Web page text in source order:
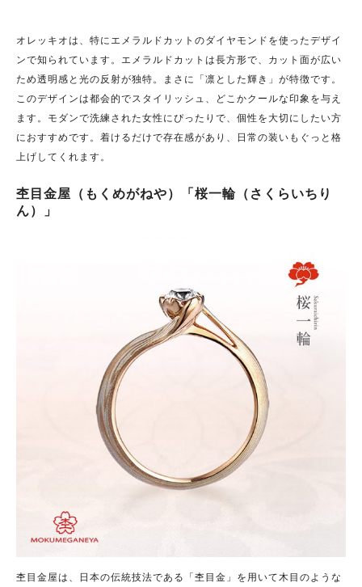
オレッキオは、特にエメラルドカットのダイヤモンドを使ったデザイ
ンで知られています。エメラルドカットは長方形で、カット面が広い
ため透明感と光の反射が独特。まさに「凛とした輝き」が特徴です。
このデザインは都会的でスタイリッシュ、どこかクールな印象を与え
ます。モダンで洗練された女性にぴったりで、個性を大切にしたい方
におすすめです。着けるだけで存在感があり、日常の装いもぐっと格
上げしてくれます。
杢目金屋（もくめがねや）「桜一輪（さくらいちり
ん）」
杢目金屋は、日本の伝統技法である「杢目金」を用いて木目のような